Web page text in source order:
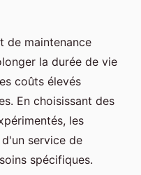
de maintenance
la durée de vie
coûts élevés
En choisissant des
les
service de
spécifiques.